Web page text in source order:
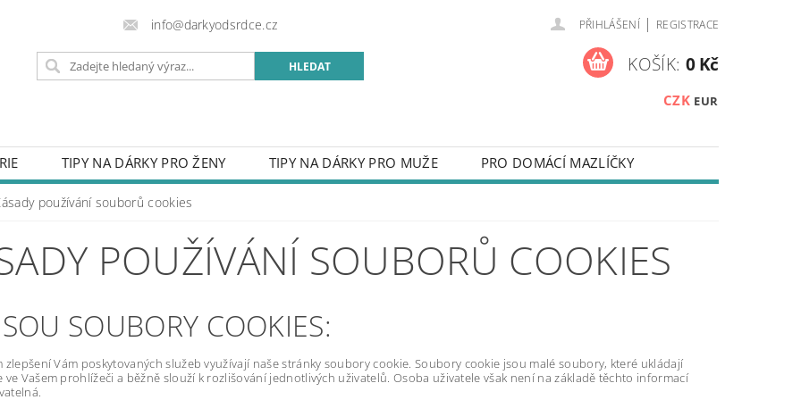
info@darkyodsrdce.cz PŘIHLÁŠENÍ | REGISTRACE
CZK EUR
KOŠÍK: 0 Kč
TIPY NA DÁRKY PRO ŽENY TIPY NA DÁRKY PRO MUŽE
PRO DOMÁCÍ MAZLÍČKY
Z FOTKY HODINKY
MOTÝLKY RUČNĚ VYRÁBĚNÉ VÝROBKY
OBALY NA MOBILNÍ TELEFONY
OBCHODNÍ PODMÍNKY NAPIŠTE NÁM ZÁSADY POUŽÍVÁNÍ SOUBORŮ COOKIES
používání souborů cookies
POUŽÍVÁNÍ SOUBORŮ COOKIES
SOUBORY COOKIES:
zlepšení Vám poskytovaných služeb využívají naše stránky soubory cookie. Soubory cookie jsou malé soubory, které ukládají
ve Vašem prohlížeči a běžně slouží k rozlišování jednotlivých uživatelů. Osoba uživatele však není na základě těchto informací